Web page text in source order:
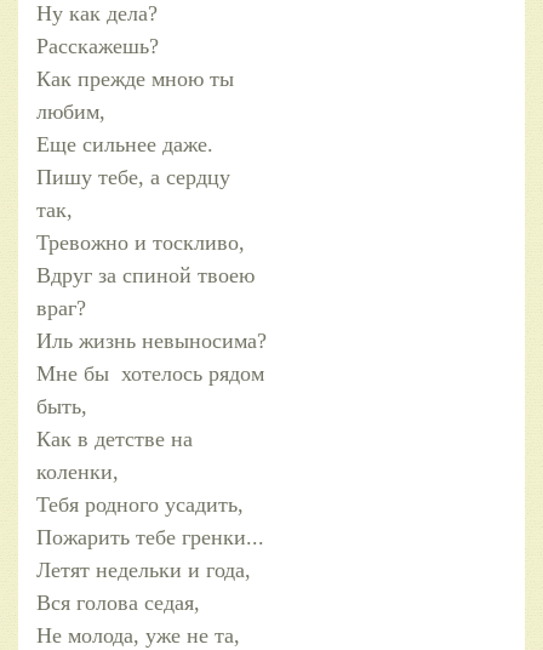
Ну как дела?
Расскажешь?
Как прежде мною ты
любим,
Еще сильнее даже.
Пишу тебе, а сердцу
так,
Тревожно и тоскливо,
Вдруг за спиной твоею
враг?
Иль жизнь невыносима?
Мне бы хотелось рядом
быть,
Как в детстве на
коленки,
Тебя родного усадить,
Пожарить тебе гренки...
Летят недельки и года,
Вся голова седая,
Не молода, уже не та,